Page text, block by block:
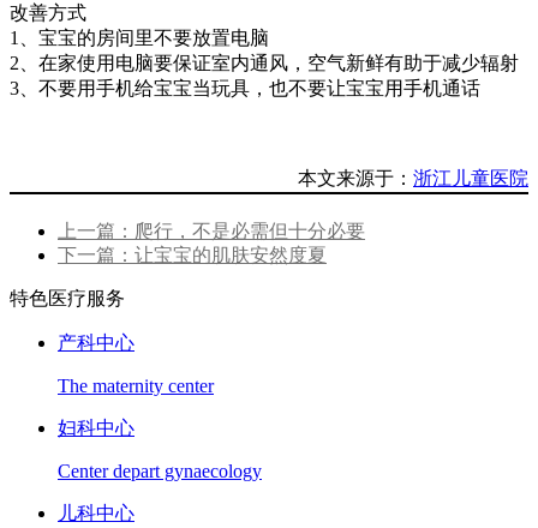
改善方式
1、宝宝的房间里不要放置电脑
2、在家使用电脑要保证室内通风，空气新鲜有助于减少辐射
3、不要用手机给宝宝当玩具，也不要让宝宝用手机通话
本文来源于： 浙江儿童医院
上一篇：爬行，不是必需但十分必要
下一篇：让宝宝的肌肤安然度夏
特色医疗服务
产科中心
The maternity center
妇科中心
Center depart gynaecology
儿科中心